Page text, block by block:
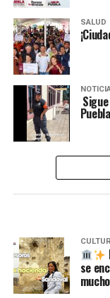
SALUD
Puebla
se